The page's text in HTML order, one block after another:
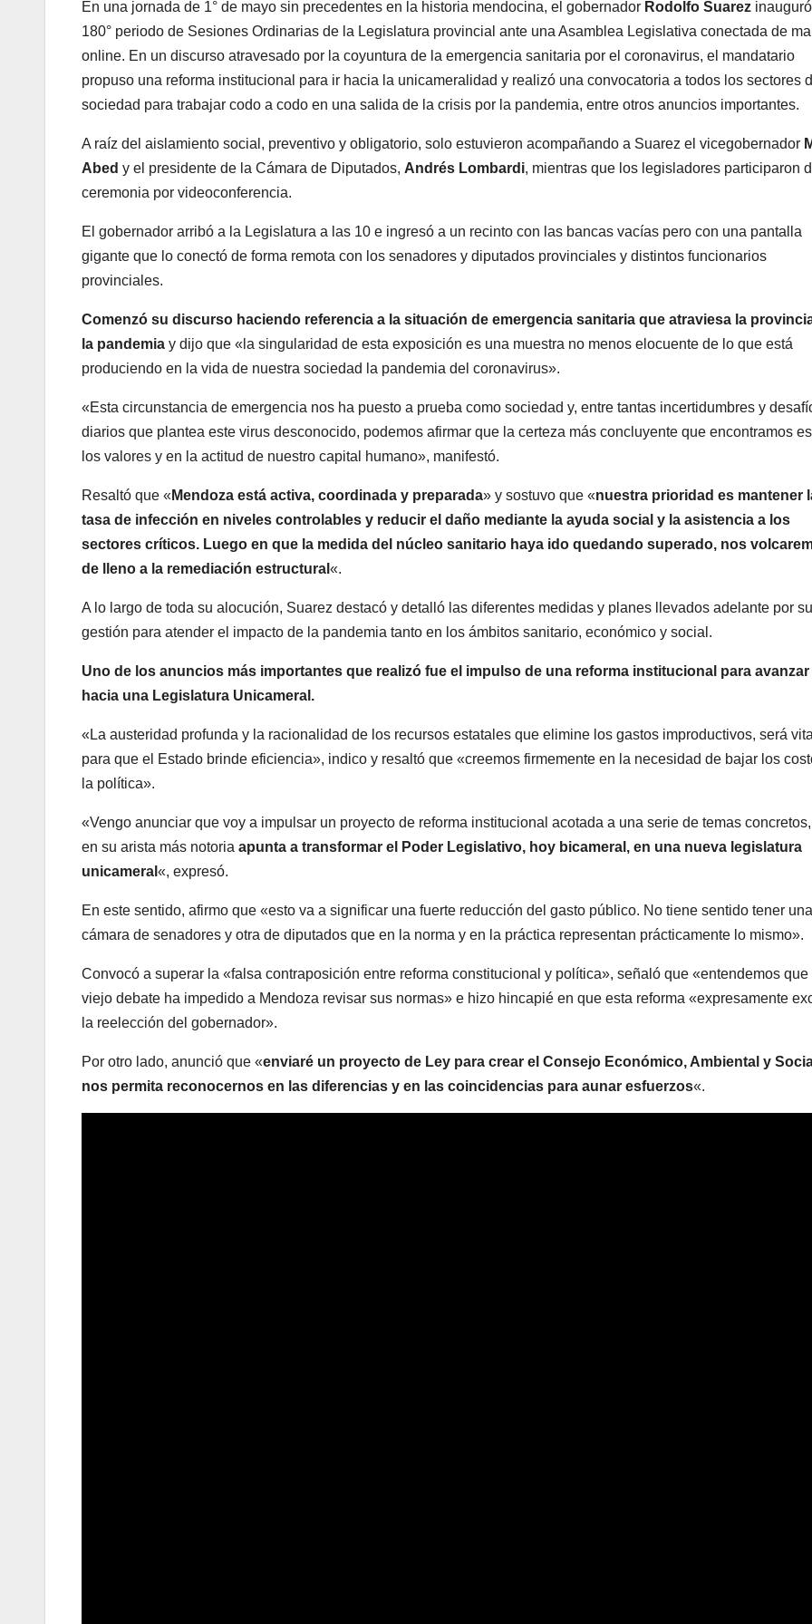
En una jornada de 1° de mayo sin precedentes en la historia mendocina, el gobernador Rodolfo Suarez inauguró
180° periodo de Sesiones Ordinarias de la Legislatura provincial ante una Asamblea Legislativa conectada de
online. En un discurso atravesado por la coyuntura de la emergencia sanitaria por el coronavirus, el mandatario
propuso una reforma institucional para ir hacia la unicameralidad y realizó una convocatoria a todos los sectores
sociedad para trabajar codo a codo en una salida de la crisis por la pandemia, entre otros anuncios importantes.
A raíz del aislamiento social, preventivo y obligatorio, solo estuvieron acompañando a Suarez el vicegobernador
Abed y el presidente de la Cámara de Diputados, Andrés Lombardi, mientras que los legisladores participaron
ceremonia por videoconferencia.
El gobernador arribó a la Legislatura a las 10 e ingresó a un recinto con las bancas vacías pero con una pantalla
gigante que lo conectó de forma remota con los senadores y diputados provinciales y distintos funcionarios
provinciales.
Comenzó su discurso haciendo referencia a la situación de emergencia sanitaria que atraviesa la
la pandemia y dijo que «la singularidad de esta exposición es una muestra no menos elocuente de lo que está
produciendo en la vida de nuestra sociedad la pandemia del coronavirus».
«Esta circunstancia de emergencia nos ha puesto a prueba como sociedad y, entre tantas incertidumbres y
diarios que plantea este virus desconocido, podemos afirmar que la certeza más concluyente que encontramos
los valores y en la actitud de nuestro capital humano», manifestó.
Resaltó que « Mendoza está activa, coordinada y preparada» y sostuvo que «nuestra prioridad es mantener
tasa de infección en niveles controlables y reducir el daño mediante la ayuda social y la asistencia a los
sectores críticos. Luego en que la medida del núcleo sanitario haya ido quedando superado, nos
de lleno a la remediación estructural «.
A lo largo de toda su alocución, Suarez destacó y detalló las diferentes medidas y planes llevados adelante por su
gestión para atender el impacto de la pandemia tanto en los ámbitos sanitario, económico y social.
Uno de los anuncios más importantes que realizó fue el impulso de una reforma institucional para avanzar
hacia una Legislatura Unicameral.
«La austeridad profunda y la racionalidad de los recursos estatales que elimine los gastos improductivos, será vital
para que el Estado brinde eficiencia», indico y resaltó que «creemos firmemente en la necesidad de bajar los
la política».
«Vengo anunciar que voy a impulsar un proyecto de reforma institucional acotada a una serie de temas
en su arista más notoria apunta a transformar el Poder Legislativo, hoy bicameral, en una nueva legislatura
unicameral «, expresó.
En este sentido, afirmo que «esto va a significar una fuerte reducción del gasto público. No tiene sentido tener una
cámara de senadores y otra de diputados que en la norma y en la práctica representan prácticamente lo mismo».
Convocó a superar la «falsa contraposición entre reforma constitucional y política», señaló que «entendemos que
viejo debate ha impedido a Mendoza revisar sus normas» e hizo hincapié en que esta reforma «expresamente
la reelección del gobernador».
Por otro lado, anunció que «enviaré un proyecto de Ley para crear el Consejo Económico, Ambiental y
nos permita reconocernos en las diferencias y en las coincidencias para aunar esfuerzos«.
San Juan U$D
250 millones
cómo un
aporte
extraordinario
reembolsable
y
el
que
media
Delincuente
abusó de una
anciana tras
ingresar en su
Mendoza para
cuando
escapaba
6 JUNIO, 2023
POLICIALES
una
que se
policía
20